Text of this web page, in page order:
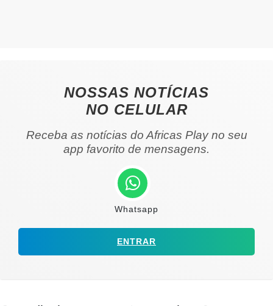
NOSSAS NOTÍCIAS
NO CELULAR
Receba as notícias do Africas Play no seu
app favorito de mensagens.
Whatsapp
ENTRAR